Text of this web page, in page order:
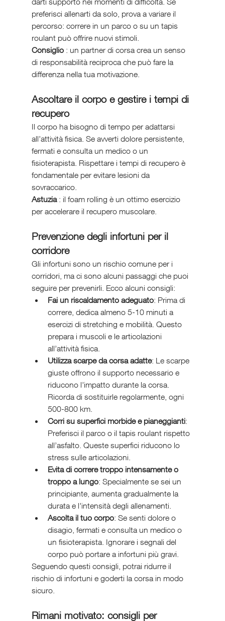
preferisci allenarti da solo, prova a variare il
percorso: correre in un parco o su un tapis
roulant può offrire nuovi stimoli.
Consiglio : un partner di corsa crea un senso
di responsabilità reciproca che può fare la
differenza nella tua motivazione.
Ascoltare il corpo e gestire i tempi di
recupero
Il corpo ha bisogno di tempo per adattarsi
all’attività fisica. Se avverti dolore persistente,
fermati e consulta un medico o un
fisioterapista. Rispettare i tempi di recupero è
fondamentale per evitare lesioni da
sovraccarico.
Astuzia : il foam rolling è un ottimo esercizio
per accelerare il recupero muscolare.
Prevenzione degli infortuni per il
corridore
Gli infortuni sono un rischio comune per i
corridori, ma ci sono alcuni passaggi che puoi
seguire per prevenirli. Ecco alcuni consigli:
Fai un riscaldamento adeguato: Prima di
correre, dedica almeno 5-10 minuti a
esercizi di stretching e mobilità. Questo
prepara i muscoli e le articolazioni
all’attività fisica.
Utilizza scarpe da corsa adatte: Le scarpe
giuste offrono il supporto necessario e
riducono l’impatto durante la corsa.
Ricorda di sostituirle regolarmente, ogni
500-800 km.
Corri su superfici morbide e pianeggianti:
Preferisci il parco o il tapis roulant rispetto
all’asfalto. Queste superfici riducono lo
stress sulle articolazioni.
Evita di correre troppo intensamente o
troppo a lungo: Specialmente se sei un
principiante, aumenta gradualmente la
durata e l’intensità degli allenamenti.
Ascolta il tuo corpo: Se senti dolore o
disagio, fermati e consulta un medico o
un fisioterapista. Ignorare i segnali del
corpo può portare a infortuni più gravi.
Seguendo questi consigli, potrai ridurre il
rischio di infortuni e goderti la corsa in modo
sicuro.
Rimani motivato: consigli per